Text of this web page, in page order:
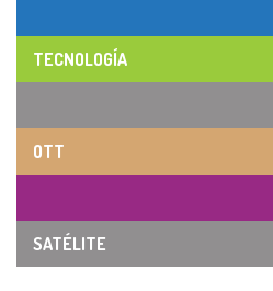
TECNOLOGÍA
OTT
SATÉLITE